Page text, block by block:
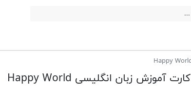
کارت آموزش زبان انگلیسی Happy World